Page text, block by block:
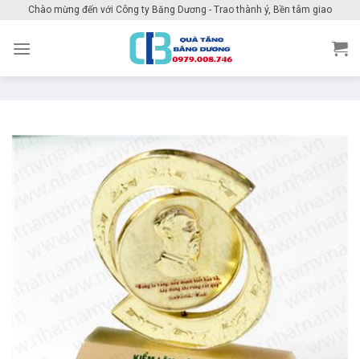
content
Chào mừng đến với Công ty Băng Dương - Trao thành ý, Bền tâm giao